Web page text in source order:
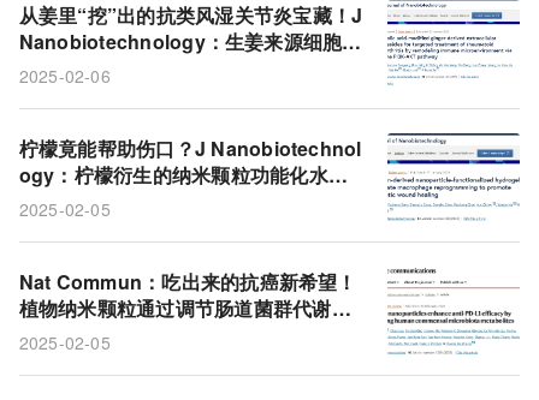
从姜里“挖”出的抗类风湿关节炎宝藏！J
Nanobiotechnology：生姜来源细胞外
囊泡能靶向修复免疫，有效缓解类风湿
2025-02-06
柠檬竟能帮助伤口？J Nanobiotechnol
ogy：柠檬衍生的纳米颗粒功能化水凝
胶可调节巨噬细胞重编程，促进糖尿病
2025-02-05
Nat Commun：吃出来的抗癌新希望！
植物纳米颗粒通过调节肠道菌群代谢为
癌症免疫治疗开辟新路径
2025-02-05